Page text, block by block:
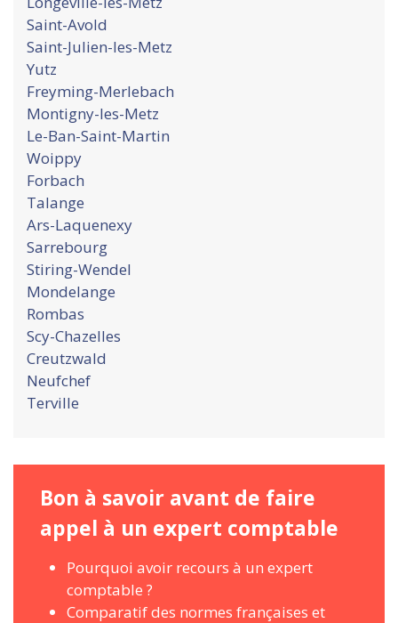
Saint-Avold
Saint-Julien-les-Metz
Yutz
Freyming-Merlebach
Montigny-les-Metz
Le-Ban-Saint-Martin
Woippy
Forbach
Talange
Ars-Laquenexy
Sarrebourg
Stiring-Wendel
Mondelange
Rombas
Scy-Chazelles
Creutzwald
Neufchef
Terville
Bon à savoir avant de faire
appel à un expert comptable
Pourquoi avoir recours à un expert
comptable ?
Comparatif des normes françaises et